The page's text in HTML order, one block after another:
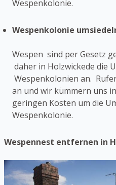
Wespenkolonie.
Wespenkolonie
Wespen sind per Gesetz
daher in Holzwickede die
Wespenkolonien an.
an und wir kümmern uns
geringen Kosten um die
Wespenkolonie.
Wespennest entfernen in